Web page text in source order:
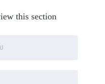
this section